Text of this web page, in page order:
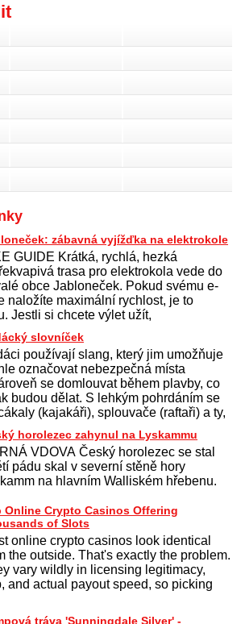
zábavná vyjížďka na elektrokole
GUIDE Krátká, rychlá, hezká
trasa pro elektrokola vede do
obce Jabloneček. Pokud svému e-
naložíte maximální rychlost, je to
Jestli si chcete výlet užít,
slovníček
používají slang, který jim umožňuje
označovat nebezpečná místa
se domlouvat během plavby, co
budou dělat. S lehkým pohrdáním se
(kajakáři), splouvače (raftaři) a ty,
horolezec zahynul na Lyskammu
VDOVA Český horolezec se stal
pádu skal v severní stěně hory
na hlavním Walliském hřebenu.
Online Crypto Casinos Offering
of Slots
online crypto casinos look identical
the outside. That's exactly the problem.
vary wildly in licensing legitimacy,
and actual payout speed, so picking
tráva 'Sunningdale Silver' -